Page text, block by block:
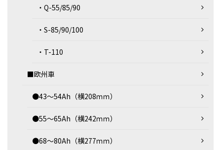
・Q-55/85/90
・S-85/90/100
・T-110
■欧州車
●43～54Ah（横208ｍｍ）
●55～65Ah（横242ｍｍ）
●68～80Ah（横277ｍｍ）